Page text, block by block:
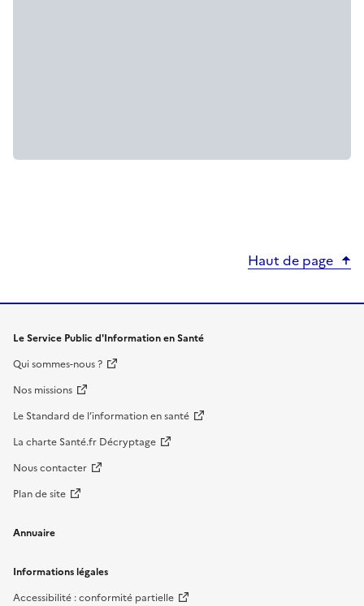
Haut de page
Le Service Public d'Information en Santé
Qui sommes-nous ?
Nos missions
Le Standard de l’information en santé
La charte Santé.fr Décryptage
Nous contacter
Plan de site
Annuaire
Informations légales
Accessibilité : conformité partielle